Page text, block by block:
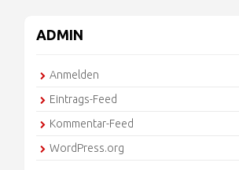
ADMIN
Anmelden
Eintrags-Feed
Kommentar-Feed
WordPress.org